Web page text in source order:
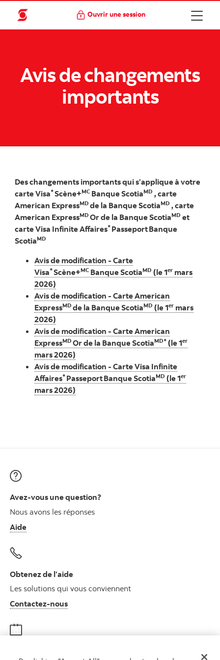
Ouvrir une session
Avis de changements
importants
Des changements importants qui s’applique à votre
carte Visa*Scène+MC Banque ScotiaMD , carte
American ExpressMD de la Banque ScotiaMD , carte
American ExpressMD Or de la Banque ScotiaMD et
carte Visa Infinite Affaires* Passeport Banque
ScotiaMD
Avis de modification - Carte
Visa*Scène+MC Banque ScotiaMD (le 1er mars
2026)
Avis de modification - Carte American
ExpressMD de la Banque ScotiaMD (le 1er mars
2026)
Avis de modification - Carte American
ExpressMD Or de la Banque ScotiaMD* (le 1er
mars 2026)
Avis de modification - Carte Visa Infinite
Affaires* Passeport Banque ScotiaMD (le 1er
mars 2026)
Avez-vous une question?
Nous avons les réponses
Aide
Obtenez de l’aide
Les solutions qui vous conviennent
Contactez-nousAutres numéros, contactez-nous par